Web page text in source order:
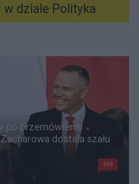
w dziale Polityka
po przemówieniu
dostała szału
498